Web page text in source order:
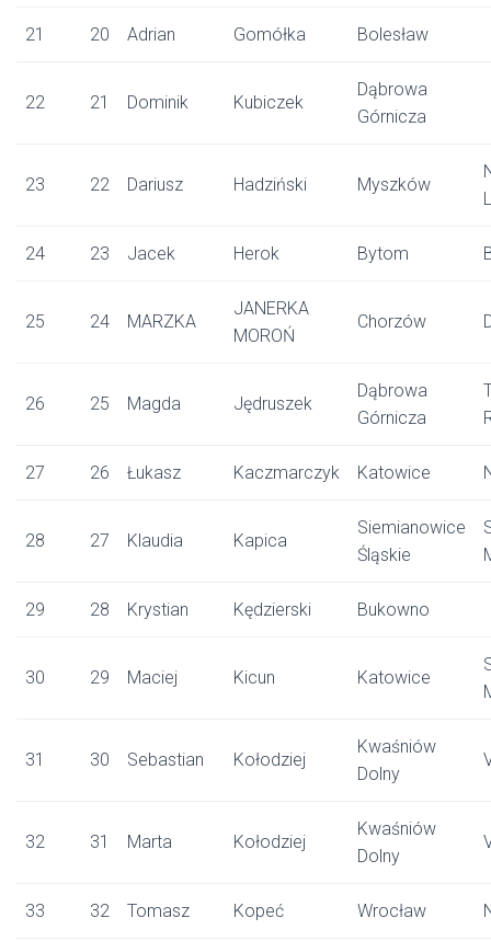
21 20 Adrian Gomółka Bolesław
22 21 Dominik Kubiczek
Dąbrowa
Górnicza
23 22 Dariusz Hadziński Myszków
24 23 Jacek Herok Bytom
25 24 MARZKA
JANERKA
MOROŃ
Chorzów
26 25 Magda Jędruszek
Dąbrowa
Górnicza
27 26 Łukasz Kaczmarczyk Katowice
28 27 Klaudia Kapica
Siemianowice
Śląskie
29 28 Krystian Kędzierski Bukowno
30 29 Maciej Kicun Katowice
31 30 Sebastian Kołodziej
Kwaśniów
Dolny
32 31 Marta Kołodziej
Kwaśniów
Dolny
33 32 Tomasz Kopeć Wrocław